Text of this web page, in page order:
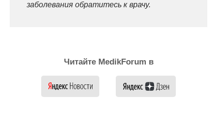
заболевания обратитесь к врачу.
Читайте MedikForum в